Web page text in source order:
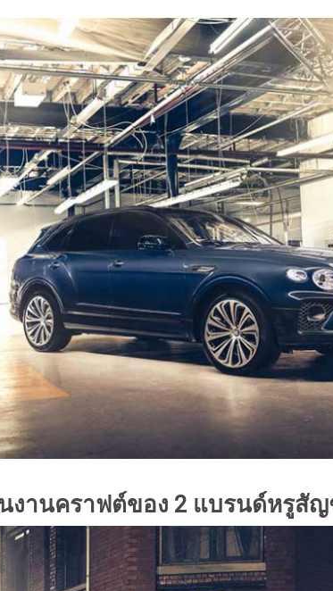
งานคราฟต์ของ 2 แบรนด์หรูสั